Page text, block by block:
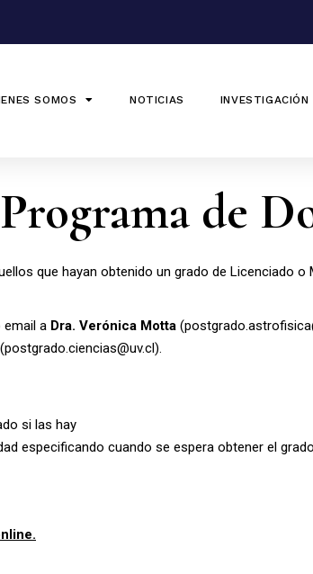
SOMOS NOTICIAS INVESTIGACIÓN
de
que hayan obtenido un grado de Licenciado o
email a Dra. Verónica Motta
(postgrado.ciencias@uv.cl).
si las hay
especificando cuando se espera obtener el grado
.